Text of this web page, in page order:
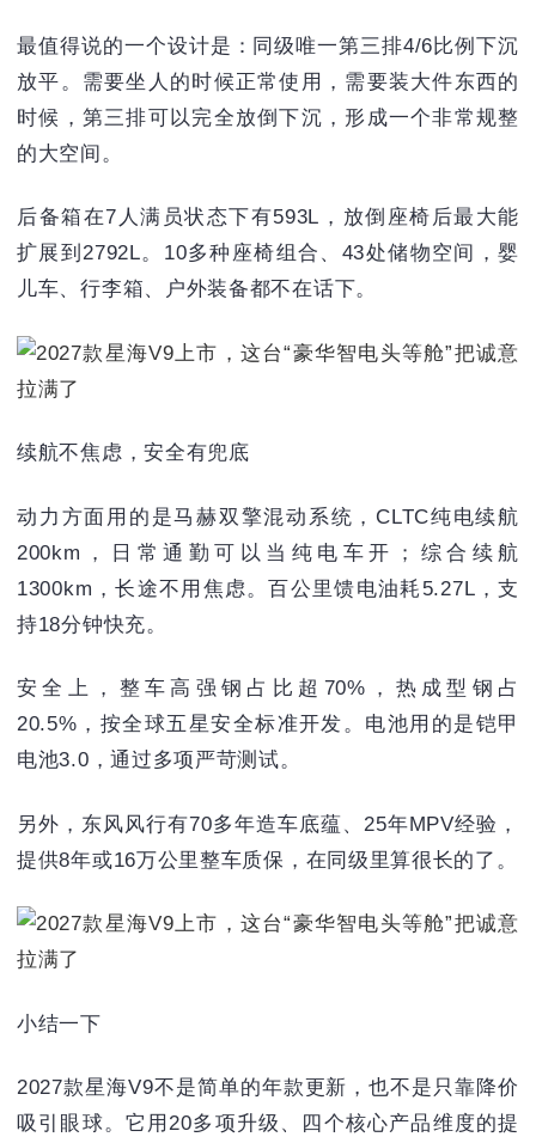
最值得说的一个设计是：同级唯一第三排4/6比例下沉
放平。需要坐人的时候正常使用，需要装大件东西的
时候，第三排可以完全放倒下沉，形成一个非常规整
的大空间。
后备箱在7人满员状态下有593L，放倒座椅后最大能
扩展到2792L。10多种座椅组合、43处储物空间，婴
儿车、行李箱、户外装备都不在话下。
续航不焦虑，安全有兜底
动力方面用的是马赫双擎混动系统，CLTC纯电续航
200km，日常通勤可以当纯电车开；综合续航
1300km，长途不用焦虑。百公里馈电油耗5.27L，支
持18分钟快充。
安全上，整车高强钢占比超70%，热成型钢占
20.5%，按全球五星安全标准开发。电池用的是铠甲
电池3.0，通过多项严苛测试。
另外，东风风行有70多年造车底蕴、25年MPV经验，
提供8年或16万公里整车质保，在同级里算很长的了。
小结一下
2027款星海V9不是简单的年款更新，也不是只靠降价
吸引眼球。它用20多项升级、四个核心产品维度的提